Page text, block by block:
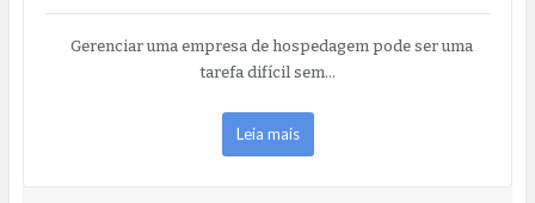
Gerenciar uma empresa de hospedagem pode ser uma
tarefa difícil sem…
Leia mais